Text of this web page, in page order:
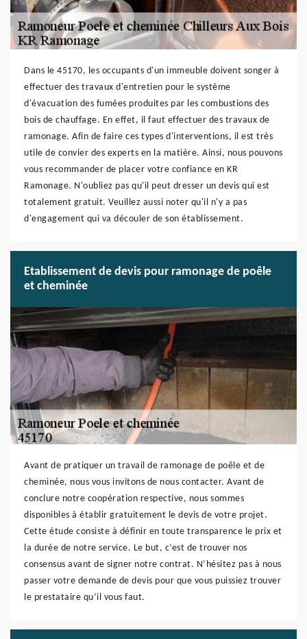
Dans le 45170, les occupants d'un immeuble doivent songer à
effectuer des travaux d'entretien pour le système
d'évacuation des fumées produites par les combustions des
bois de chauffage. En effet, il faut effectuer des travaux de
ramonage. Afin de faire ces types d'interventions, il est très
utile de convier des experts en la matière. Ainsi, nous pouvons
vous recommander de placer votre confiance en KR
Ramonage. N'oubliez pas qu'il peut dresser un devis qui est
totalement gratuit. Veuillez aussi noter qu'il n'y a pas
d'engagement qui va découler de son établissement.
Etablissement de devis pour ramonage de poêle
et cheminée
Avant de pratiquer un travail de ramonage de poêle et de
cheminée, nous vous invitons de nous contacter. Avant de
conclure notre coopération respective, nous sommes
disponibles à établir gratuitement le devis de votre projet.
Cette étude consiste à définir en toute transparence le prix et
la durée de notre service. Le but, c’est de trouver nos
consensus avant de signer notre contrat. N’hésitez pas à nous
passer votre demande de devis pour que vous puissiez trouver
le prestataire qu’il vous faut.